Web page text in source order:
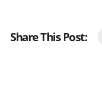
Share This Post: